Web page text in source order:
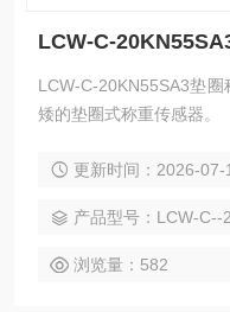
LCW-C-20KN55SA3垫
矮的垫圈式称重传感器。
更新时间：2026-07-
产品型号：LCW-C--
浏览量：582